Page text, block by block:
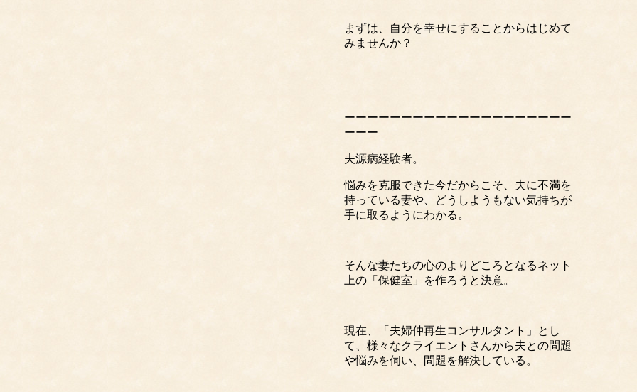
まずは、自分を幸せにすることからはじめて
みませんか？
ーーーーーーーーーーーーーーーーーーーー
ーーー
夫源病経験者。
悩みを克服できた今だからこそ、夫に不満を
持っている妻や、どうしようもない気持ちが
手に取るようにわかる。
そんな妻たちの心のよりどころとなるネット
上の「保健室」を作ろうと決意。
現在、「夫婦仲再生コンサルタント」とし
て、様々なクライエントさんから夫との問題
や悩みを伺い、問題を解決している。